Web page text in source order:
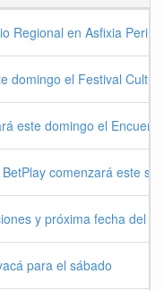
Regional en Asfixia
domingo el Festival
este domingo el
comenzará este
y próxima fecha del
para el sábado